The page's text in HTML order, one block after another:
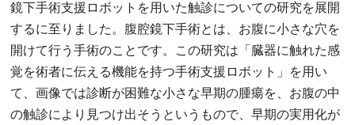
鏡下手術支援ロボットを用いた触診についての研究を展開
するに至りました。腹腔鏡下手術とは、お腹に小さな穴を
開けて行う手術のことです。この研究は「臓器に触れた感
覚を術者に伝える機能を持つ手術支援ロボット」を用い
て、画像では診断が困難な小さな早期の腫瘍を、お腹の中
の触診により見つけ出そうというもので、早期の実用化が